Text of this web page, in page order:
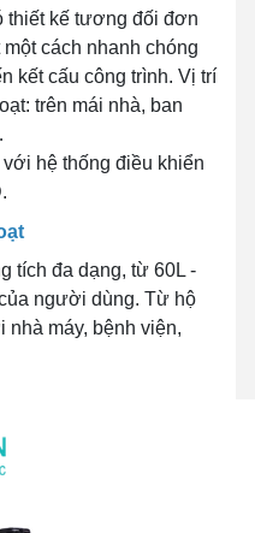
thiết kế tương đối đơn
cách nhanh chóng
kết cấu công trình. Vị trí
trên mái nhà, ban
hệ thống điều khiển
tích đa dạng, từ 60L -
người dùng. Từ hộ
máy, bệnh viện,